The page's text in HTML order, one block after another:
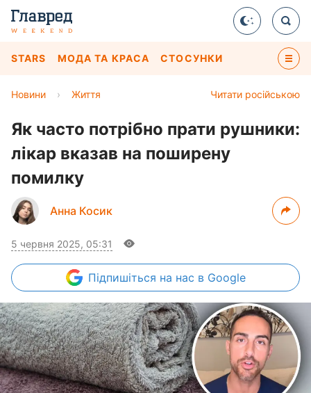
STARS МОДА ТА КРАСА СТОСУНКИ
Читати російською
Новини › Життя
Як часто потрібно прати рушники:
лікар вказав на поширену
помилку
Анна Косик
5 червня 2025, 05:31
Підпишіться на нас в Google